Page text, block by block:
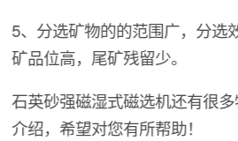
5、分选矿物的的范围广，分选
矿品位高，尾矿残留少。
石英砂强磁湿式磁选机还有很
介绍，希望对您有所帮助！